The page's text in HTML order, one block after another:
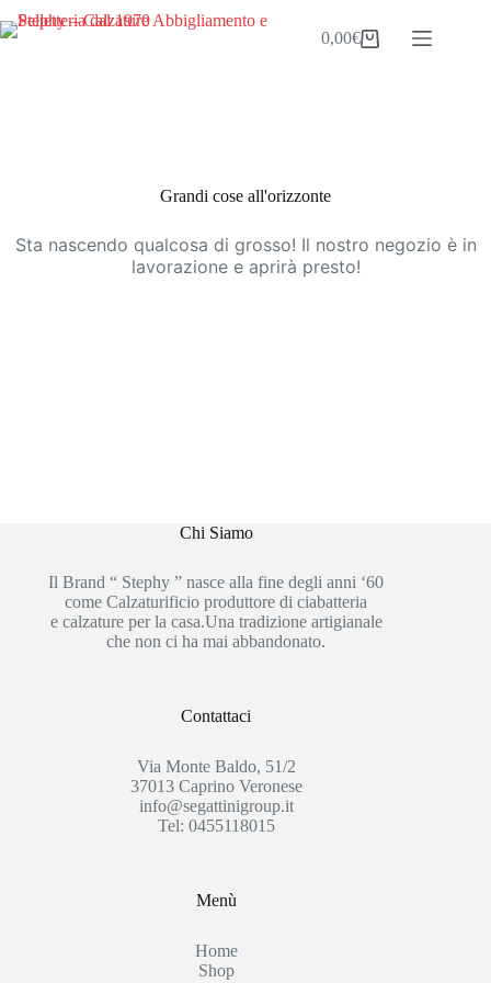
al
Carrello
0,00€
Grandi cose all'orizzonte
Sta nascendo qualcosa di grosso! Il nostro negozio è in
lavorazione e aprirà presto!
Chi Siamo
Il Brand “ Stephy ” nasce alla fine degli anni ‘60
come Calzaturificio produttore di ciabatteria
e calzature per la casa.Una tradizione artigianale
che non ci ha mai abbandonato.
Contattaci
Via Monte Baldo, 51/2
37013 Caprino Veronese
info@segattinigroup.it
Tel: 0455118015
Menù
Home
Shop